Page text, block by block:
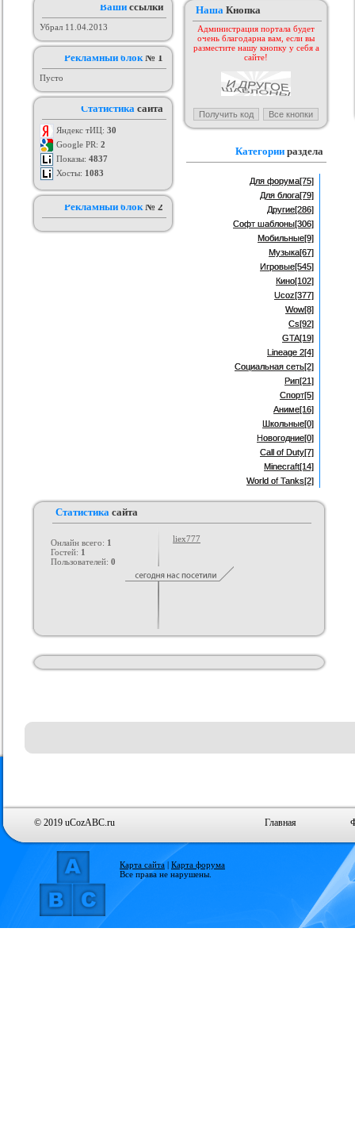
ucoz BsGames
Шаблон для ucoz Wow-Good
Категория :Ucoz
uNI-Lite для uCoz
Категория : Ucoz
Ваши ссылки
Убрал 11.04.2013
Рекламный блок№ 1
Пусто
Статистика сайта
Яндекс тИЦ: 30
Google PR: 2
Показы: 4837
Хосты: 1083
Рекламный блок№ 2
Наша Кнопка
Администрация портала будет
очень благодарна вам, если вы
разместите нашу кнопку у себя а
сайте!
Категории раздела
Для форума[75]
Для блога[79]
Другие[286]
Софт шаблоны[306]
Мобильные[9]
Музыка[67]
Игровые[545]
Кино[102]
Ucoz[377]
Wow[8]
Cs[92]
GTA[19]
Lineage 2[4]
Социальная сеть[2]
Рип[21]
Спорт[5]
Аниме[16]
Школьные[0]
Новогодние[0]
Call of Duty[7]
Minecraft[14]
World of Tanks[2]
Статистика сайта
Онлайн всего: 1
Гостей: 1
Пользователей: 0
liex777
© 2019 uCozABC.ru Главная
Карта сайта | Карта форума
Все права не нарушены.